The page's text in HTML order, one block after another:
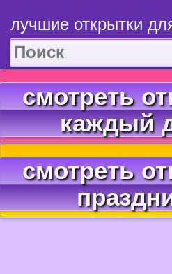
лучшие открытки
смотреть
каждый
смотреть